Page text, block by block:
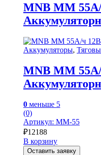
MNB MM
Аккумуляторы,
MNB MM
0 меньше 5
(0)
Артикул: MM-55
₽12188
В корзину
Оставить заявку